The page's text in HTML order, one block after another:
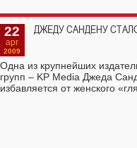
22
apr
2009
ДЖЕДУ САНДЕНУ
Одна из крупнейших
групп – KP Media Джеда
избавляется от женского